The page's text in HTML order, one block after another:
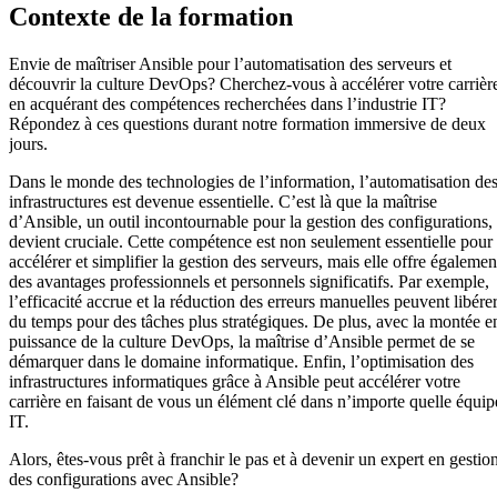
Contexte de la formation
Envie de maîtriser Ansible pour l’automatisation des serveurs et
découvrir la culture DevOps? Cherchez-vous à accélérer votre
en acquérant des compétences recherchées dans l’industrie IT?
Répondez à ces questions durant notre formation immersive de deux
jours.
Dans le monde des technologies de l’information, l’automatisation des
infrastructures est devenue essentielle. C’est là que la maîtrise
d’Ansible, un outil incontournable pour la gestion des configurations,
devient cruciale. Cette compétence est non seulement essentielle pour
accélérer et simplifier la gestion des serveurs, mais elle offre
des avantages professionnels et personnels significatifs. Par exemple,
l’efficacité accrue et la réduction des erreurs manuelles peuvent libérer
du temps pour des tâches plus stratégiques. De plus, avec la montée
puissance de la culture DevOps, la maîtrise d’Ansible permet de se
démarquer dans le domaine informatique. Enfin, l’optimisation des
infrastructures informatiques grâce à Ansible peut accélérer votre
carrière en faisant de vous un élément clé dans n’importe quelle
IT.
Alors, êtes-vous prêt à franchir le pas et à devenir un expert en
des configurations avec Ansible?